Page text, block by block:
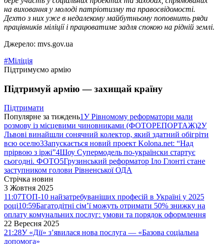
на виховання у молоді патріотизму та правосвідомості.
Дехто з них уже в недалекому майбутньому поповнить ряди
працівників міліції і працюватиме задля спокою на рідній землі.
Джерело: mvs.gov.ua
#Міліція
Підтримуємо армію
Підтримуй армію — захищай країну
Підтримати
Популярне за тиждень1У Рівномому реформатори мали
розмову із місцевими чиновниками (ФОТОРЕПОРТАЖ)2У
Львові винайшли сонячний колектор, який здатний обігріти
всю оселю3Запускається новий проект Kolona.net: “Над
прірвою з іржі”4Шоу Супермодель по-українски стартує
сьогодні. ФОТО5Грузинський реформатор Іло Глонті стане
заступником голови Рівненської ОДА
Стрічка новин
3 Жовтня 2025
11:07ТОП-10 найзатребуваніших професій в Україні у 2025
році10:59Багатодітні сім’ї можуть отримати 50% знижку на
оплату комунальних послуг: умови та порядок оформлення
22 Вересня 2025
21:28У «Дії» з’явилася нова послуга — «Базова соціальна
допомога»